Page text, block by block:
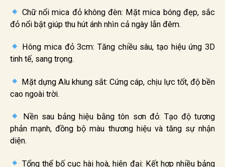
Chữ nổi mica đỏ không đèn: Mặt mica bóng đẹp, sắc
đỏ nổi bật giúp thu hút ánh nhìn cả ngày lẫn đêm.
Hông mica đỏ 3cm: Tăng chiều sâu, tạo hiệu ứng 3D
tinh tế, sang trọng.
Mặt dựng Alu khung sắt: Cứng cáp, chịu lực tốt, độ bền
cao ngoài trời.
Nền sau bảng hiệu bằng tôn sơn đỏ: Tạo độ tương
phản mạnh, đồng bộ màu thương hiệu và tăng sự nhận
diện.
Tổng thể bố cục hài hoà, hiện đại: Kết hợp nhiều bảng